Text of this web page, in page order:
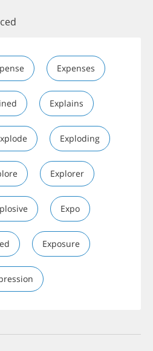
Expenses
Explains
Exploding
Explorer
Expo
Exposure